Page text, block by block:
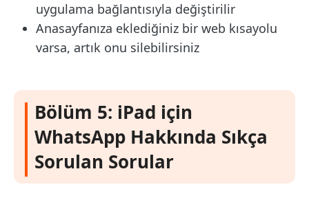
uygulama bağlantısıyla değiştirilir
Anasayfanıza eklediğiniz bir web kısayolu
varsa, artık onu silebilirsiniz
Bölüm 5: iPad için
WhatsApp Hakkında Sıkça
Sorulan Sorular